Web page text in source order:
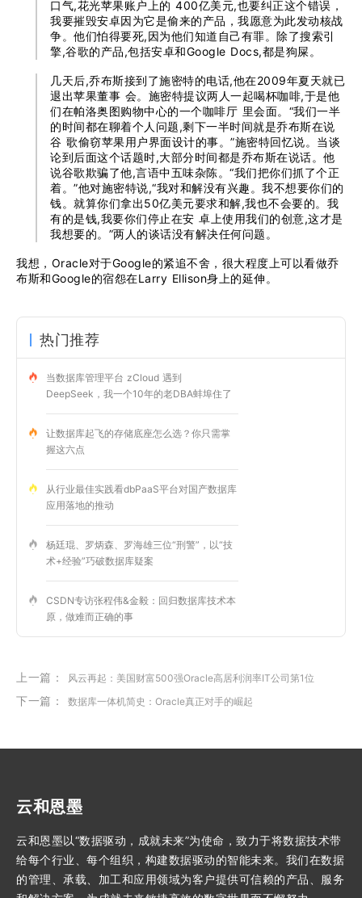
口气,花光苹果账户上的 400亿美元,也要纠正这个错误，
我要摧毁安卓因为它是偷来的产品，我愿意为此发动核战
争。他们怕得要死,因为他们知道自己有罪。除了搜索引
擎,谷歌的产品,包括安卓和Google Docs,都是狗屎。
几天后,乔布斯接到了施密特的电话,他在2009年夏天就已
退出苹果董事 会。施密特提议两人一起喝杯咖啡,于是他
们在帕洛奥图购物中心的一个咖啡厅 里会面。“我们一半
的时间都在聊着个人问题,剩下一半时间就是乔布斯在说
谷 歌偷窃苹果用户界面设计的事。”施密特回忆说。当谈
论到后面这个话题时,大部分时间都是乔布斯在说话。他
说谷歌欺骗了他,言语中五味杂陈。“我们把你们抓了个正
着。”他对施密特说,“我对和解没有兴趣。我不想要你们的
钱。就算你们拿出50亿美元要求和解,我也不会要的。我
有的是钱,我要你们停止在安 卓上使用我们的创意,这才是
我想要的。”两人的谈话没有解决任何问题。
我想，Oracle对于Google的紧追不舍，很大程度上可以看做乔
布斯和Google的宿怨在Larry Ellison身上的延伸。
热门推荐
当数据库管理平台 zCloud 遇到
DeepSeek，我一个10年的老DBA蚌埠住了
让数据库起飞的存储底座怎么选？你只需掌
握这六点
从行业最佳实践看dbPaaS平台对国产数据库
应用落地的推动
杨廷琨、罗炳森、罗海雄三位“刑警”，以“技
术+经验”巧破数据库疑案
CSDN专访张程伟&金毅：回归数据库技术本
原，做难而正确的事
上一篇： 风云再起：美国财富500强Oracle高居利润率IT公司第1位
下一篇： 数据库一体机简史：Oracle真正对手的崛起
云和恩墨
云和恩墨以“数据驱动，成就未来”为使命，致力于将数据技术带
给每个行业、每个组织，构建数据驱动的智能未来。我们在数据
的管理、承载、加工和应用领域为客户提供可信赖的产品、服务